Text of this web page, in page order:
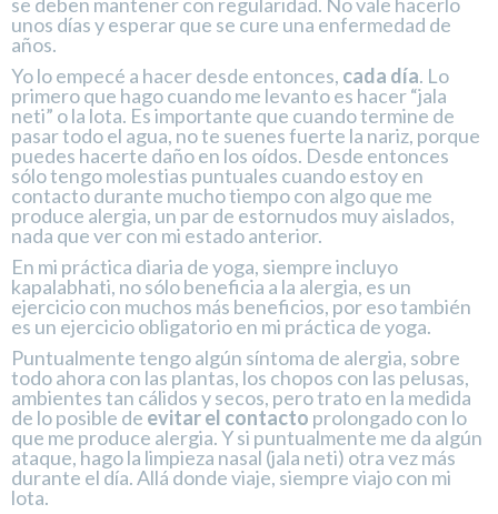
unos días y esperar que se cure una enfermedad de
años.
Yo lo empecé a hacer desde entonces, cada día. Lo
primero que hago cuando me levanto es hacer “jala
neti” o la lota. Es importante que cuando termine de
pasar todo el agua, no te suenes fuerte la nariz, porque
puedes hacerte daño en los oídos. Desde entonces
sólo tengo molestias puntuales cuando estoy en
contacto durante mucho tiempo con algo que me
produce alergia, un par de estornudos muy aislados,
nada que ver con mi estado anterior.
En mi práctica diaria de yoga, siempre incluyo
kapalabhati, no sólo beneficia a la alergia, es un
ejercicio con muchos más beneficios, por eso también
es un ejercicio obligatorio en mi práctica de yoga.
Puntualmente tengo algún síntoma de alergia, sobre
todo ahora con las plantas, los chopos con las pelusas,
ambientes tan cálidos y secos, pero trato en la medida
de lo posible de evitar el contacto prolongado con lo
que me produce alergia. Y si puntualmente me da algún
ataque, hago la limpieza nasal (jala neti) otra vez más
durante el día. Allá donde viaje, siempre viajo con mi
lota.